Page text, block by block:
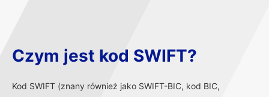
Czym jest kod SWIFT?
Kod SWIFT (znany również jako SWIFT-BIC, kod BIC,